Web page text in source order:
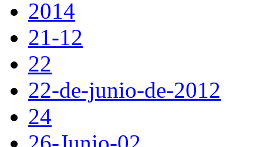
2014
21-12
22
22-de-junio-de-2012
24